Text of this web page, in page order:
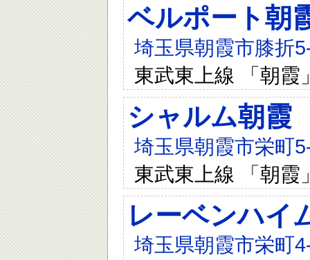
ベルポート朝
埼玉県朝霞市膝折
東武東上線 「朝霞
シャルム朝霞
埼玉県朝霞市栄町
東武東上線 「朝霞
レーベンハイ
埼玉県朝霞市栄町